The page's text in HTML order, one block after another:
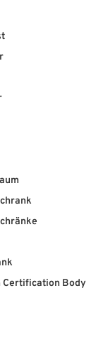
Certification Body